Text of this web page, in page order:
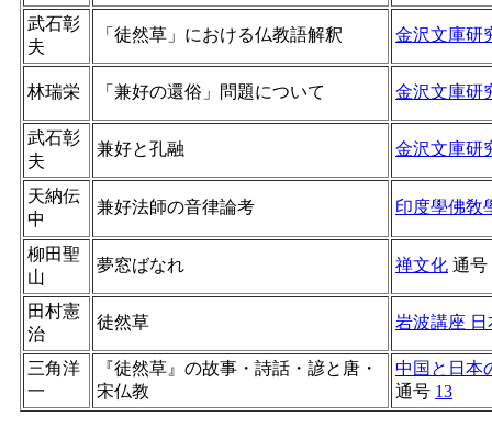
武石彰
夫
「徒然草」における仏教語解釈 金沢文庫研
林瑞栄 「兼好の還俗」問題について 金沢文庫研
武石彰
夫
兼好と孔融 金沢文庫研
天納伝
中
兼好法師の音律論考 印度學佛敎
柳田聖
山
夢窓ばなれ 禅文化 通号
田村憲
治
徒然草 岩波講座
三角洋
一
『徒然草』の故事・詩話・諺と唐・
宋仏教
中国と日本
通号 13